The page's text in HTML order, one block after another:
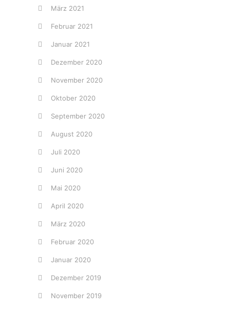
März 2021
Februar 2021
Januar 2021
Dezember 2020
November 2020
Oktober 2020
September 2020
August 2020
Juli 2020
Juni 2020
Mai 2020
April 2020
März 2020
Februar 2020
Januar 2020
Dezember 2019
November 2019